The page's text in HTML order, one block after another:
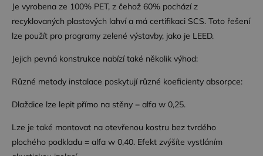
Je vyrobena ze 100% PET, z čehož 60% pochází z
recyklovaných plastových lahví a má certifikaci SCS. Toto řešení
lze použít pro programy zelené výstavby, jako je LEED.
Jejich pevná konstrukce nabízí také několik výhod:
Různé metody instalace poskytují různé koeficienty absorpce:
Dlaždice lze lepit přímo na stěny = alfa w 0,25.
Lze je také montovat na otevřenou kostru bez tvrdého
plochého podkladu = alfa w 0,40. Efekt zvýšíte vystláním